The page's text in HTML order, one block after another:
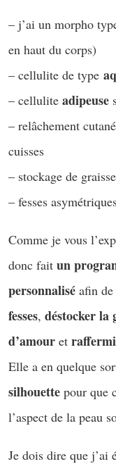
– j’ai un morpho
en haut du corps)
– cellulite de type
– cellulite adipeuse
– relâchement
cuisses
– stockage de
– fesses
Comme je vous
donc fait un
personnalisé afin de
fesses, déstocker la
d’amour et
Elle a en quelque
silhouette pour que
l’aspect de la peau
Je dois dire que j’ai